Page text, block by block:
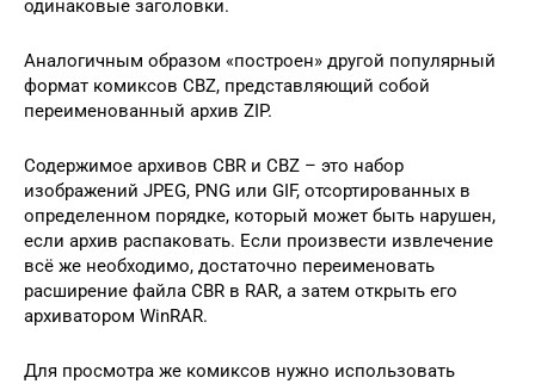
одинаковые заголовки.
Аналогичным образом «построен» другой популярный
формат комиксов CBZ, представляющий собой
переименованный архив ZIP.
Содержимое архивов CBR и CBZ – это набор
изображений JPEG, PNG или GIF, отсортированных в
определенном порядке, который может быть нарушен,
если архив распаковать. Если произвести извлечение
всё же необходимо, достаточно переименовать
расширение файла CBR в RAR, а затем открыть его
архиватором WinRAR.
Для просмотра же комиксов нужно использовать